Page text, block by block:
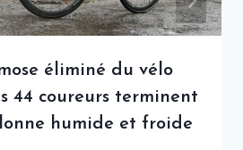
éliminé du vélo
44 coureurs terminent
humide et froide